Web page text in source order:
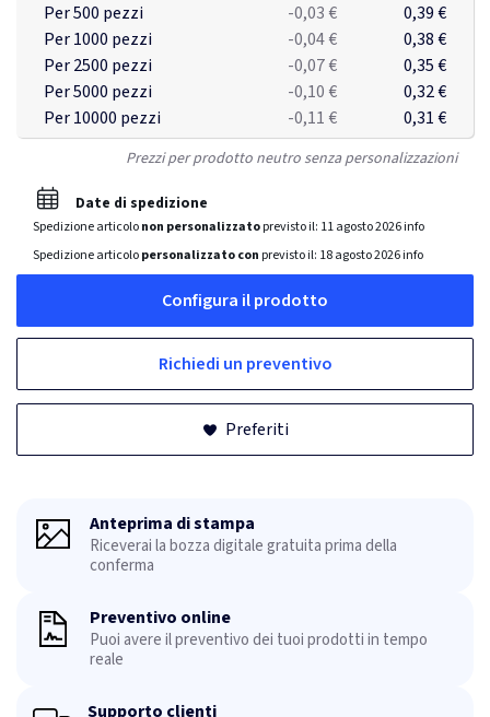
Per 500 pezzi -0,03 €
0,39 €
Per 1000 pezzi
-0,04 €
0,38 €
Per 2500 pezzi
-0,07 €
0,35 €
Per 5000 pezzi
-0,10 €
0,32 €
Per 10000 pezzi
-0,11 € 0,31 €
Prezzi per prodotto neutro senza personalizzazioni
Date di spedizione
Spedizione articolonon personalizzatoprevisto il: 11 agosto 2026info
Spedizione articolopersonalizzato con previsto il: 18 agosto 2026info
Configura il prodotto
Richiedi un preventivo
Preferiti
Anteprima di stampa
Riceverai la bozza digitale gratuita prima della
conferma
Preventivo online
Puoi avere il preventivo dei tuoi prodotti in tempo
reale
Supporto clienti